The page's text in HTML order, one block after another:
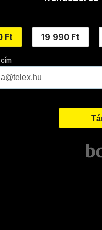
Ft 19 990 Ft